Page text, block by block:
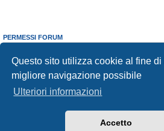
Questo sito utilizza cookie al fine di
migliore navigazione possibile
Ulteriori informazioni
Accetto
PERMESSI FORUM
Non puoi
rispondere negli argomenti
Non puoimodificare i tuoi messaggi
Non puoicancellare i tuoi messaggi
Non puoi
inviare allegati
phpBB® Forum Software